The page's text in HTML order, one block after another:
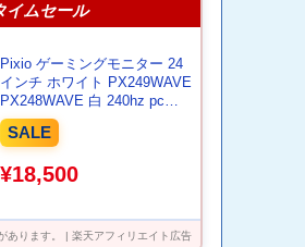
イムセール
Pixio ゲーミングモニター 24
インチ ホワイト PX249WAVE
PX248WAVE 白 240hz pcモ
ニター 120Hz 144Hz 165Hz
対応 モニター ピンク ブルー
ベージュ フルHD IPS HDR ノ
ングレア スピーカー内蔵
大5年保証】
SALE
¥18,500
あります。 | 楽天アフィリエイト広告